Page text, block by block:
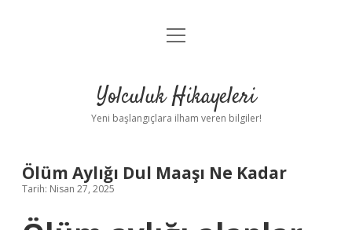
Anasayfa
Yasal Uyarı
menüyü
Yolculuk Hikayeleri
Yeni başlangıçlara ilham veren bilgiler!
Ölüm Aylığı Dul Maaşı Ne Kadar
Tarih: Nisan 27, 2025